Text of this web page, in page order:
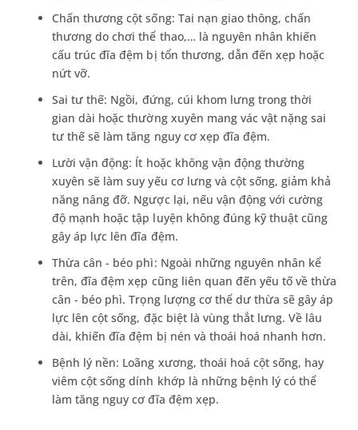
Chấn thương cột sống: Tai nạn giao thông, chấn
thương do chơi thể thao,… là nguyên nhân khiến
cấu trúc đĩa đệm bị tổn thương, dẫn đến xẹp hoặc
nứt vỡ.
Sai tư thế: Ngồi, đứng, cúi khom lưng trong thời
gian dài hoặc thường xuyên mang vác vật nặng sai
tư thế sẽ làm tăng nguy cơ xẹp đĩa đệm.
Lười vận động: Ít hoặc không vận động thường
xuyên sẽ làm suy yếu cơ lưng và cột sống, giảm khả
năng nâng đỡ. Ngược lại, nếu vận động với cường
độ mạnh hoặc tập luyện không đúng kỹ thuật cũng
gây áp lực lên đĩa đệm.
Thừa cân - béo phì: Ngoài những nguyên nhân kể
trên, đĩa đệm xẹp cũng liên quan đến yếu tố về thừa
cân - béo phì. Trọng lượng cơ thể dư thừa sẽ gây áp
lực lên cột sống, đặc biệt là vùng thắt lưng. Về lâu
dài, khiến đĩa đệm bị nén và thoái hoá nhanh hơn.
Bệnh lý nền: Loãng xương, thoái hoá cột sống, hay
viêm cột sống dính khớp là những bệnh lý có thể
làm tăng nguy cơ đĩa đệm xẹp.